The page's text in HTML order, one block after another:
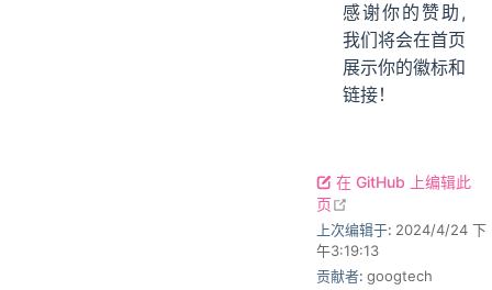
感谢你的赞助,
我们将会在首页
展示你的徽标和
链接！
在 GitHub 上编辑此
页
上次编辑于: 2024/4/24 下
午3:19:13
贡献者: googtech